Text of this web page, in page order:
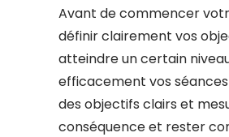
Avant de commencer
définir clairement vos
atteindre un certain
efficacement vos
des objectifs clairs et
conséquence et rester